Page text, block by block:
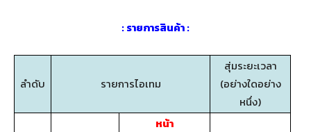
: รายการสินค้า :
ลำดับ รายการไอเทม
สุ่มระยะเวลา
(อย่างใดอย่าง
หนึ่ง)
หน้า